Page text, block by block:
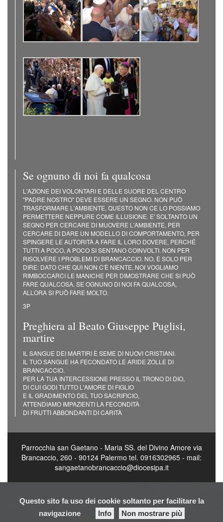
Questo sito fa uso dei cookie soltanto per facilitare la
navigazione
Info Non mostrare più
Se ognuno di noi fa qualcosa
L'AZIONE DEI VOLONTARI E DELLE SUORE DEL CENTRO
"PADRE NOSTRO" DEVE ESSERE UN SEGNO. NON PUÒ
TRASFORMARE L'AMBIENTE, QUESTO NON CE LO POSSIAMO
PERMETTERE NEPPURE COME ILLUSIONE. E' SOLTANTO UN
SEGNO PER CERCARE DI MUOVERE L'AMBIENTE, PER
CERCARE DI DARE UN MODELLO DI COMPORTAMENTO, PER
SPINGERE LE AUTORITÀ A FARE IL LORO DOVERE, PERCHÉ
TUTTI A POCO, A POCO SI SENTANO COINVOLTI. NON PER
RISOLVERE I PROBLEMI DI BRANCACCIO. NO, È SOLO PER
DIRE: DATO CHE QUI NON C'È NIENTE, NOI VOGLIAMO
RIMBOCCARCI LE MANICHE PER DIMOSTRARE CHE SI PUÒ
FARE QUALCOSA. SE OGNUNO DI NOI FA QUALCOSA,
ALLORA SI PUÒ FARE MOLTO.
3P
Preghiera al Beato Giuseppe Puglisi,
martire
IL SANGUE DEI MARTIRI È SEME DI NUOVI CRISTIANI.
IL TUO SANGUE HA FECONDATO LE ARIDE ZOLLE DI
BRANCACCIO.
PER LA TUA INTERCESSIONE PRESSO IL TRONO DI DIO,
DI CUI GODI TUTTO L'AMORE DI FIGLIO
E IL GRADIMENTO DEL TUO SACRIFICIO,
ATTENDIAMO IMPAZIENTI LA FECONDITÀ
DI FRUTTI ABBONDANTI DI CARITÀ
Parrocchia san Gaetano - Maria SS. del Divino Amore via
Brancaccio, 260 - 90124 Palermo tel. 0916302965 - mail:
sangaetanobrancaccio@diocesipa.it